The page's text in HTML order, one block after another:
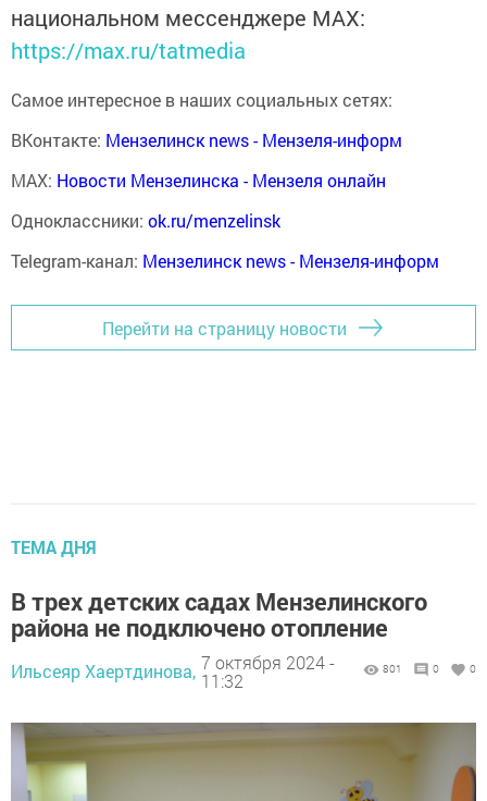
национальном мессенджере MАХ:
https://max.ru/tatmedia
Самое интересное в наших социальных сетях:
ВКонтакте: Мензелинск news - Мензеля-информ
MAX: Новости Мензелинска - Мензеля онлайн
Одноклассники: ok.ru/menzelinsk
Telegram-канал: Мензелинск news - Мензеля-информ
Перейти на страницу новости
ТЕМА ДНЯ
В трех детских садах Мензелинского
района не подключено отопление
Ильсеяр Хаертдинова, 7 октября 2024 -
11:32
801 0 0